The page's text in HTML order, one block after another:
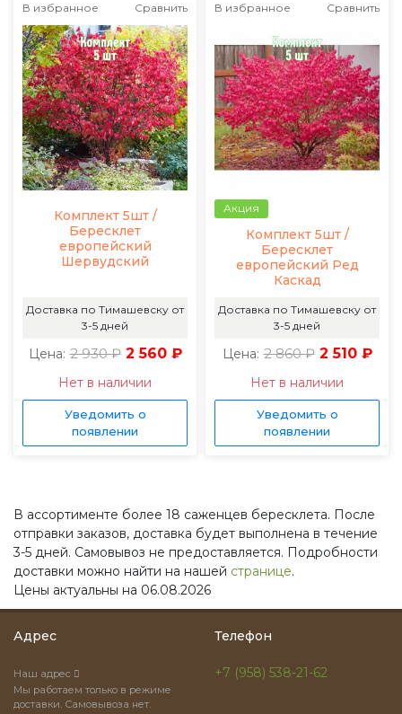
В избранное Сравнить
Комплект 5шт /
Бересклет
европейский
Шервудский
Доставка по Тимашевску от
3-5 дней
Цена: 2 930 ₽ 2 560 ₽
Нет в наличии
Уведомить о
появлении
В избранное Сравнить
Акция
Комплект 5шт /
Бересклет
европейский Ред
Каскад
Доставка по Тимашевску от
3-5 дней
Цена: 2 860 ₽ 2 510 ₽
Нет в наличии
Уведомить о
появлении
В ассортименте более 18 саженцев бересклета. После
отправки заказов, доставка будет выполнена в течение
3-5 дней. Самовывоз не предоставляется. Подробности
доставки можно найти на нашей странице.
Цены актуальны на 06.08.2026
Адрес
Наш адрес
Мы работаем только в режиме
доставки. Самовывоза нет.
Телефон
+7 (958) 538-21-62